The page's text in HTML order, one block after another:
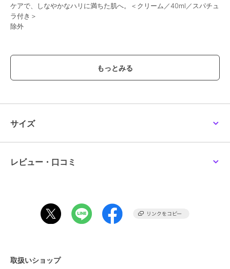
ケアで、しなやかなハリに満ちた肌へ。＜クリーム／40ml／スパチュ
ラ付き＞
除外
ンライン
商品カテゴリ
性別タイプ
レディース
-
商品のお取り扱い方法
サイズ
レビュー・口コミ
取扱いショップ